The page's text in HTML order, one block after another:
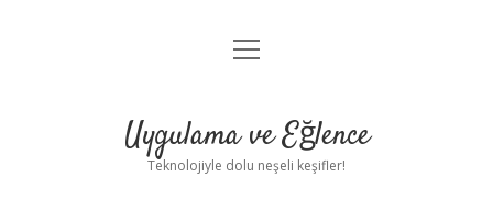
Anasayfa
Yasal Uyarı
menüyü
Uygulama ve Eğlence
Teknolojiyle dolu neşeli keşifler!